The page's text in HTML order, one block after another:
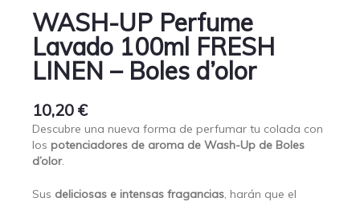
WASH-UP Perfume
Lavado 100ml FRESH
LINEN – Boles d’olor
10,20 €
Descubre una nueva forma de perfumar tu colada con
los potenciadores de aroma de Wash-Up de Boles
d’olor.
Sus deliciosas e intensas fragancias, harán que el